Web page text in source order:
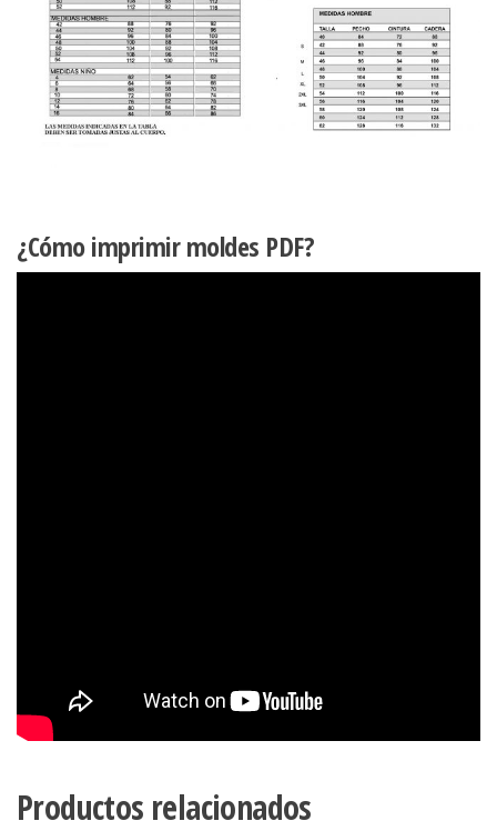
¿Cómo imprimir moldes PDF?
Productos relacionados